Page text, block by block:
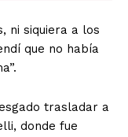
ni siquiera a los
que no había
trasladar a
donde fue